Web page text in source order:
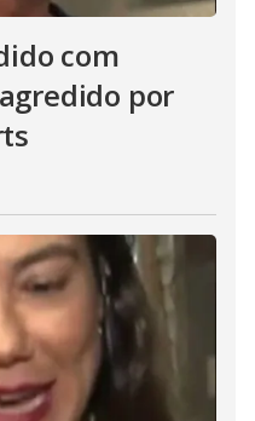
com
por